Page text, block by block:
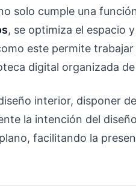
solo cumple una
, se optimiza el espacio
este permite
digital organizada de
interior, disponer de
la intención del
facilitando la